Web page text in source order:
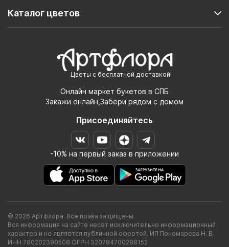
Цветы с бесплатной доставкой!
Онлайн маркет букетов в СПБ
Закажи онлайн,Забери рядом с домом
Присоединяйтесь
-10% на первый заказ в приложении
Каталог цветов
© 2026 Артфлора. Все права защищены.
Вся информация на сайте несет исключительно информационный
характер и не является публичной офертой. ИП Пономарева Н. В.
ИНН 780202390508 ОГРН 320784700288152